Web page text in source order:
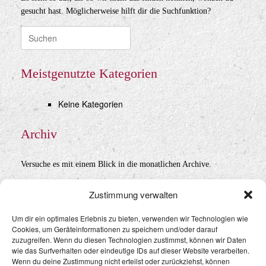
Zustimmung verwalten
Um dir ein optimales Erlebnis zu bieten, verwenden wir Technologien wie
Cookies, um Geräteinformationen zu speichern und/oder darauf
zuzugreifen. Wenn du diesen Technologien zustimmst, können wir Daten
wie das Surfverhalten oder eindeutige IDs auf dieser Website verarbeiten.
Wenn du deine Zustimmung nicht erteilst oder zurückziehst, können
gesucht hast. Möglicherweise hilft dir die Suchfunktion?
Suche
nach:
Meistgenutzte Kategorien
Keine Kategorien
Archiv
Versuche es mit einem Blick in die monatlichen Archive.
Datenschutz&Impressum